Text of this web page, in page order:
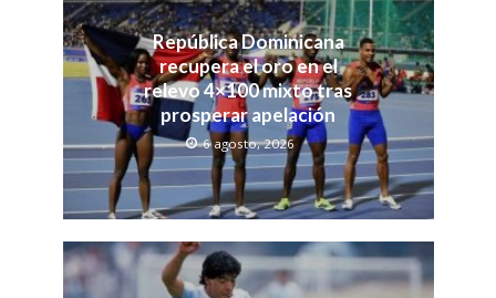
República Dominicana
recupera el oro en el
relevo 4×100 mixto tras
prosperar apelación
6 agosto, 2026